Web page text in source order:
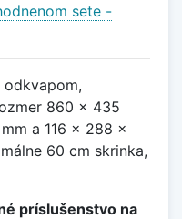
sete -
860 x 435
a 116 x 288 x
60 cm skrinka,
príslušenstvo na